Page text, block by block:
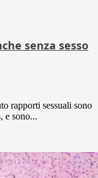
senza sesso
rapporti sessuali sono
e sono...